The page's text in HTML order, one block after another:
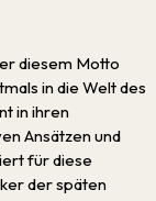
diesem Motto
in die Welt des
in ihren
Ansätzen und
für diese
der späten